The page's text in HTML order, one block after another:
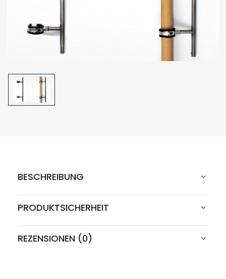
BESCHREIBUNG
PRODUKTSICHERHEIT
REZENSIONEN (0)